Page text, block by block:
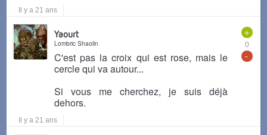
Il y a 21 ans
+
0
-
Yaourt
Lombric Shaolin
C'est pas la croix qui est rose, mais le
cercle qui va autour...
Si vous me cherchez, je suis déjà
dehors.
Il y a 21 ans